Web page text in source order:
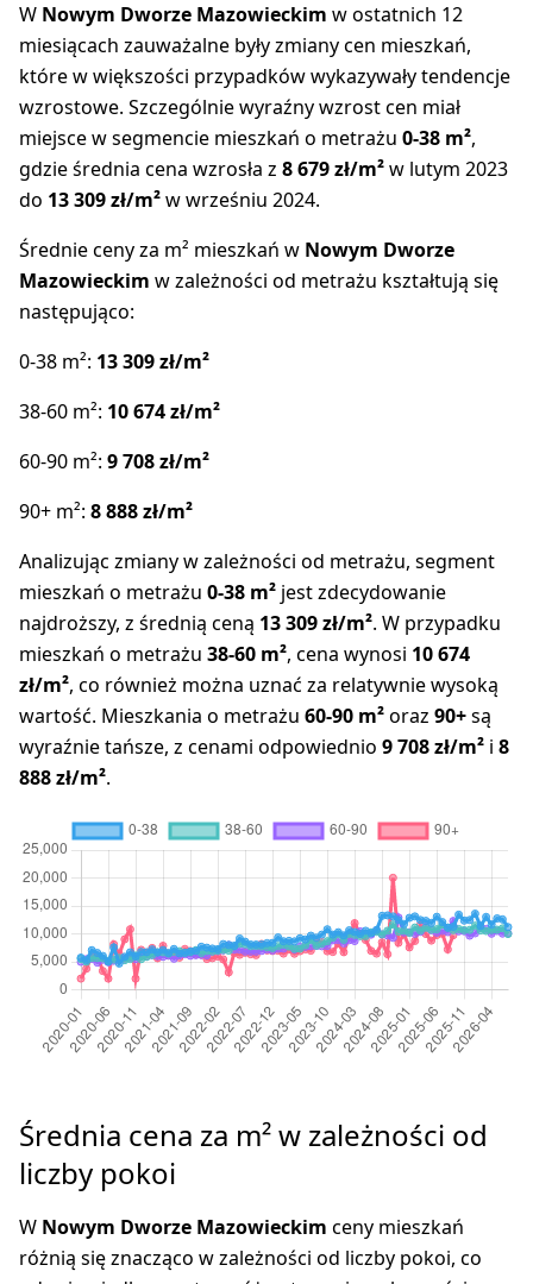
W Nowym Dworze Mazowieckim w ostatnich 12
miesiącach zauważalne były zmiany cen mieszkań,
które w większości przypadków wykazywały tendencje
wzrostowe. Szczególnie wyraźny wzrost cen miał
miejsce w segmencie mieszkań o metrażu 0-38 m²,
gdzie średnia cena wzrosła z 8 679 zł/m²w lutym 2023
do 13 309 zł/m²w wrześniu 2024.
Średnie ceny za m² mieszkań w Nowym Dworze
Mazowieckim w zależności od metrażu kształtują się
następująco:
0-38 m²: 13 309 zł/m²
38-60 m²: 10 674 zł/m²
60-90 m²: 9 708 zł/m²
90+ m²: 8 888 zł/m²
Analizując zmiany w zależności od metrażu, segment
mieszkań o metrażu 0-38 m² jest zdecydowanie
najdroższy, z średnią ceną 13 309 zł/m². W przypadku
mieszkań o metrażu 38-60 m², cena wynosi 10 674
zł/m², co również można uznać za relatywnie wysoką
wartość. Mieszkania o metrażu 60-90 m²oraz 90+są
wyraźnie tańsze, z cenami odpowiednio 9 708 zł/m² i 8
888 zł/m².
Średnia cena za m² w zależności od
liczby pokoi
W Nowym Dworze Mazowieckim ceny mieszkań
różnią się znacząco w zależności od liczby pokoi, co